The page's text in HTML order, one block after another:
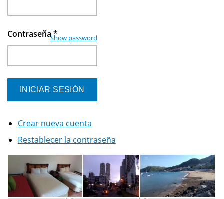
Contraseña*
Show password
Crear nueva cuenta
Restablecer la contraseña